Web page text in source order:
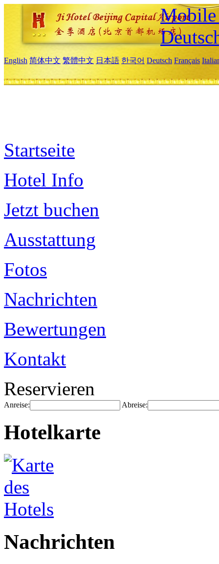
Mobile
English 简体中文 繁體中文 日本語 한국어 Deutsch Français
Startseite
Hotel Info
Jetzt buchen
Ausstattung
Fotos
Nachrichten
Bewertungen
Kontakt
Reservieren
Anreise: Abreise:
Hotelkarte
Nachrichten